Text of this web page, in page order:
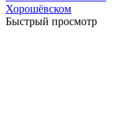
Быстрый просмотр